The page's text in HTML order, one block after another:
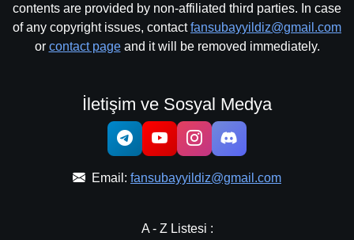
contents are provided by non-affiliated third parties. In case
of any copyright issues, contactfansubayyildiz@gmail.com
or contact pageand it will be removed immediately.
İletişim ve Sosyal Medya
Email: fansubayyildiz@gmail.com
A - Z Listesi :